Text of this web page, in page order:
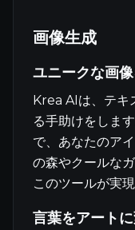
画像生成
ユニークな画
Krea AIは、テキ
る手助けをしま
で、あなたのア
の森やクールな
このツールが実現
言葉をアート